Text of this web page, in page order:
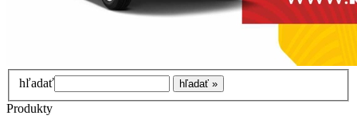
hľadať
Produkty